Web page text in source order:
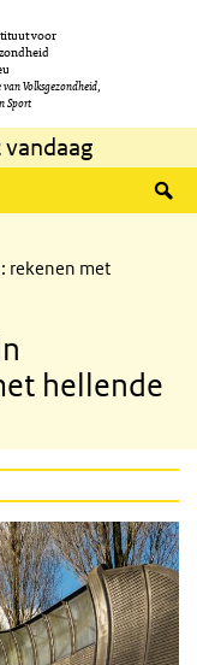
voor
van Volksgezondheid,
Sport
rekenen met
hellende